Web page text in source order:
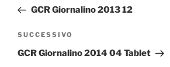
precedente:
GCR Giornalino 2013 12
Articolo
successivo
SUCCESSIVO
GCR Giornalino 2014 04 Tablet